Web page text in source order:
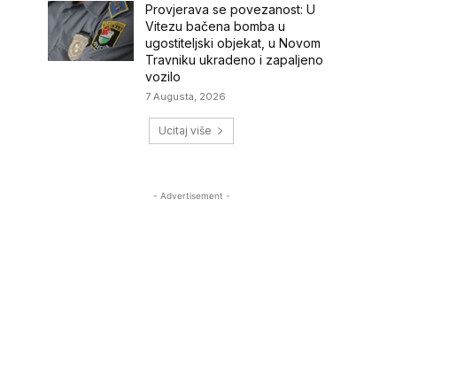
Provjerava se povezanost: U
Vitezu bačena bomba u
ugostiteljski objekat, u Novom
Travniku ukradeno i zapaljeno
vozilo
7 Augusta, 2026
Ucitaj više
- Advertisement -